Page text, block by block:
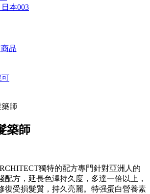
日本003
品
可
築師
築師
獨特的配方專門針對亞洲人的
配方，延長色澤持久度，多達一倍以上，
復受損髮質，持久亮麗。特强蛋白營養素